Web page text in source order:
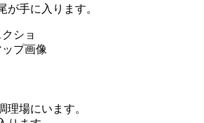
が手に入ります。
理場にいます。